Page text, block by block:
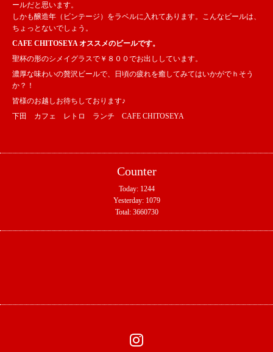
ールだと思います。
しかも醸造年（ビンテージ）をラベルに入れてあります。こんなビールは、
ちょっとないでしょう。
CAFE CHITOSEYA オススメのビールです。
聖杯の形のシメイグラスで￥８００でお出ししています。
濃厚な味わいの贅沢ビールで、日頃の疲れを癒してみてはいかがでｈそう
か？！
皆様のお越しお待ちしております♪
下田 カフェ レトロ ランチ CAFE CHITOSEYA
Counter
Today: 1244
Yesterday: 1079
Total: 3660730